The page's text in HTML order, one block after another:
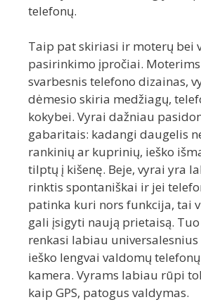
telefonų.
Taip pat skiriasi ir moterų bei
pasirinkimo įpročiai.
svarbesnis telefono dizainas,
dėmesio skiria medžiagų,
kokybei. Vyrai dažniau
gabaritais: kadangi daugelis
rankinių ar kuprinių, ieško
tilptų į kišenę. Beje, vyrai yra
rinktis spontaniškai ir jei
patinka kuri nors funkcija, tai
gali įsigyti naują prietaisą.
renkasi labiau universalesnius
ieško lengvai valdomų
kamera. Vyrams labiau rūpi
kaip GPS, patogus valdymas.